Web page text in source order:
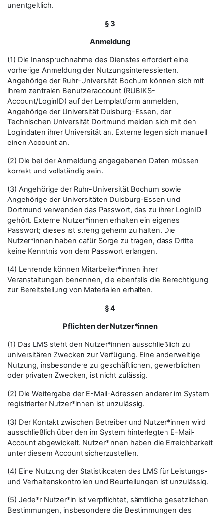
unentgeltlich.
§ 3
Anmeldung
(1) Die Inanspruchnahme des Dienstes erfordert eine
vorherige Anmeldung der Nutzungsinteressierten.
Angehörige der Ruhr-Universität Bochum können sich mit
ihrem zentralen Benutzeraccount (RUBIKS-
Account/LoginID) auf der Lernplattform anmelden,
Angehörige der Universität Duisburg-Essen, der
Technischen Universität Dortmund melden sich mit den
Logindaten ihrer Universität an. Externe legen sich manuell
einen Account an.
(2) Die bei der Anmeldung angegebenen Daten müssen
korrekt und vollständig sein.
(3) Angehörige der Ruhr-Universität Bochum sowie
Angehörige der Universitäten Duisburg-Essen und
Dortmund verwenden das Passwort, das zu ihrer LoginID
gehört. Externe Nutzer*innen erhalten ein eigenes
Passwort; dieses ist streng geheim zu halten. Die
Nutzer*innen haben dafür Sorge zu tragen, dass Dritte
keine Kenntnis von dem Passwort erlangen.
(4) Lehrende können Mitarbeiter*innen ihrer
Veranstaltungen benennen, die ebenfalls die Berechtigung
zur Bereitstellung von Materialien erhalten.
§ 4
Pflichten der Nutzer*innen
(1) Das LMS steht den Nutzer*innen ausschließlich zu
universitären Zwecken zur Verfügung. Eine anderweitige
Nutzung, insbesondere zu geschäftlichen, gewerblichen
oder privaten Zwecken, ist nicht zulässig.
(2) Die Weitergabe der E-Mail-Adressen anderer im System
registrierter Nutzer*innen ist unzulässig.
(3) Der Kontakt zwischen Betreiber und Nutzer*innen wird
ausschließlich über den im System hinterlegten E-Mail-
Account abgewickelt. Nutzer*innen haben die Erreichbarkeit
unter diesem Account sicherzustellen.
(4) Eine Nutzung der Statistikdaten des LMS für Leistungs-
und Verhaltenskontrollen und Beurteilungen ist unzulässig.
(5) Jede*r Nutzer*in ist verpflichtet, sämtliche gesetzlichen
Bestimmungen, insbesondere die Bestimmungen des